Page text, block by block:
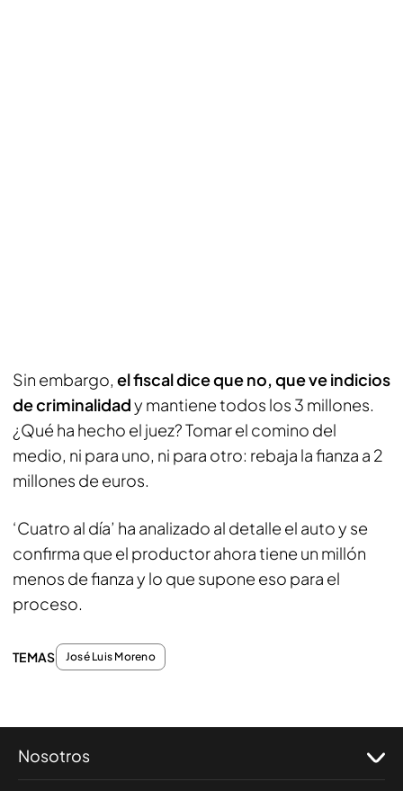
Sin embargo, el fiscal dice que no, que ve indicios
de criminalidady mantiene todos los 3 millones.
¿Qué ha hecho el juez? Tomar el comino del
medio, ni para uno, ni para otro: rebaja la fianza a 2
millones de euros.
‘Cuatro al día’ ha analizado al detalle el auto y se
confirma que el productor ahora tiene un millón
menos de fianza y lo que supone eso para el
proceso.
TEMAS José Luis Moreno
Nosotros